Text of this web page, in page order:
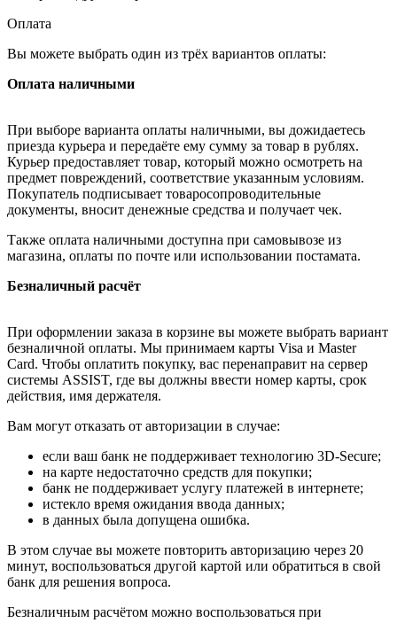
Оплата
Вы можете выбрать один из трёх вариантов оплаты:
Оплата наличными
При выборе варианта оплаты наличными, вы дожидаетесь
приезда курьера и передаёте ему сумму за товар в рублях.
Курьер предоставляет товар, который можно осмотреть на
предмет повреждений, соответствие указанным условиям.
Покупатель подписывает товаросопроводительные
документы, вносит денежные средства и получает чек.
Также оплата наличными доступна при самовывозе из
магазина, оплаты по почте или использовании постамата.
Безналичный расчёт
При оформлении заказа в корзине вы можете выбрать вариант
безналичной оплаты. Мы принимаем карты Visa и Master
Card. Чтобы оплатить покупку, вас перенаправит на сервер
системы ASSIST, где вы должны ввести номер карты, срок
действия, имя держателя.
Вам могут отказать от авторизации в случае:
если ваш банк не поддерживает технологию 3D-Secure;
на карте недостаточно средств для покупки;
банк не поддерживает услугу платежей в интернете;
истекло время ожидания ввода данных;
в данных была допущена ошибка.
В этом случае вы можете повторить авторизацию через 20
минут, воспользоваться другой картой или обратиться в свой
банк для решения вопроса.
Безналичным расчётом можно воспользоваться при